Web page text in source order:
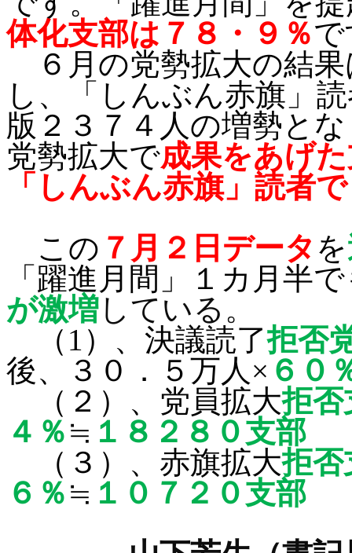
体化支部は７８・９％
６月の党勢拡大の結果
し、「しんぶん赤旗」
版２３７４人の増勢と
党勢拡大で成果をあげ
「しんぶん赤旗」読者
この ７月 ２日 データ を
「躍進月間」１カ月半
が激増している。
（ 1 ）、決議読了拒否
後、３０．５万人× ６０
（２）、党員拡大拒否
４％≒ １８２８０支部
（３）、赤旗拡大拒否
６％≒ １０７２０支部